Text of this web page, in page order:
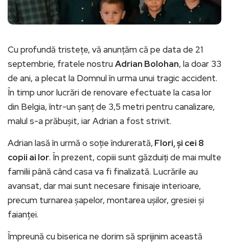
Cu profundă tristețe, vă anunțăm că pe data de 21
septembrie, fratele nostruAdrian Bolohan, la doar 33
de ani, a plecat la Domnul în urma unui tragic accident.
În timp unor lucrări de renovare efectuate la casa lor
din Belgia, într-un șanț de 3,5 metri pentru canalizare,
malul s-a prăbușit, iar Adrian a fost strivit.
Adrian lasă în urmă o soție îndurerată, Flori, și cei 8
copii ai lor. În prezent, copiii sunt găzduiți de mai multe
familii până când casa va fi finalizată. Lucrările au
avansat, dar mai sunt necesare finisaje interioare,
precum turnarea șapelor, montarea ușilor, gresiei și
faianței.
Împreună cu biserica ne dorim să sprijinim această